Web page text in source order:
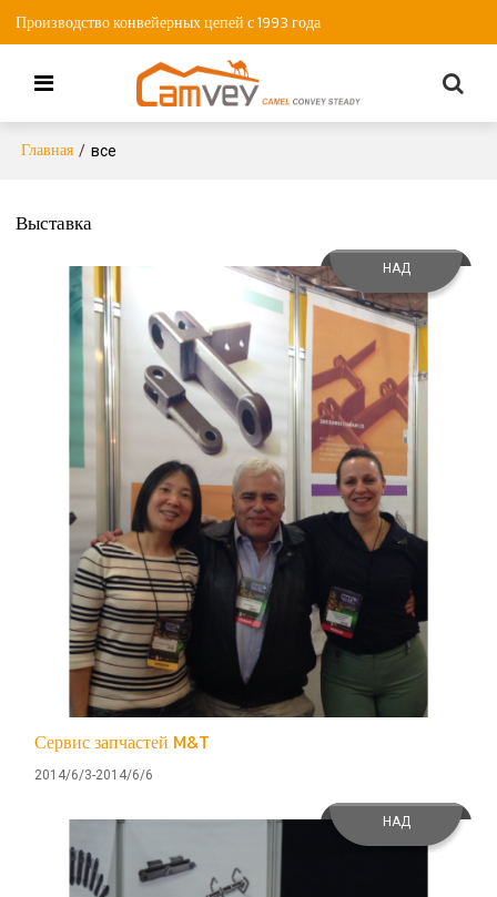
Производство конвейерных цепей с 1993 года
Главная / все
Выставка
Сервис запчастей M&T
НАД
2014/6/3-2014/6/6
НАД